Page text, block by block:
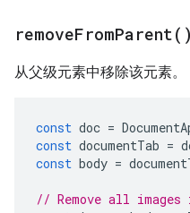
removeFromParent( )
从父级元素中移除该元素。
const doc =
const documentTab =
const body =
// Remove all